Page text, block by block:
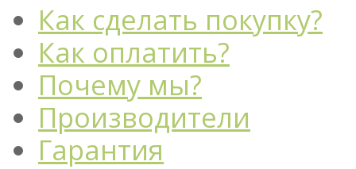
Как сделать покупку?
Как оплатить?
Почему мы?
Производители
Гарантия